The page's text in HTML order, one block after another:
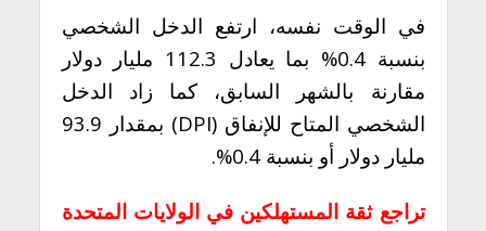
في الوقت نفسه، ارتفع الدخل الشخصي
بنسبة 0.4% بما يعادل 112.3 مليار دولار
مقارنة بالشهر السابق، كما زاد الدخل
الشخصي المتاح للإنفاق (DPI) بمقدار 93.9
مليار دولار أو بنسبة 0.4%.
تراجع ثقة المستهلكين في الولايات المتحدة